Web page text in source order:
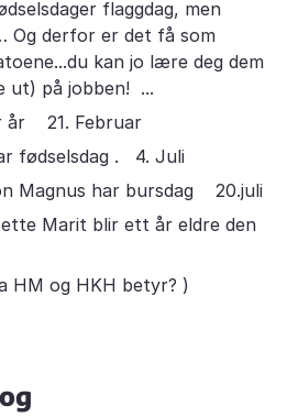
flaggdag, men
Og derfor er det få som
kan jo lære deg dem
ut) på jobben! ...
år 21. Februar
fødselsdag . 4. Juli
Magnus har bursdag 20.juli
Marit blir ett år eldre den
HM og HKH betyr? )